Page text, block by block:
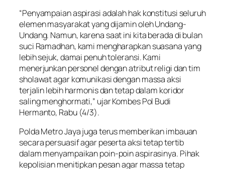
“Penyampaian aspirasi adalah hak konstitusi seluruh
elemen masyarakat yang dijamin oleh Undang-
Undang. Namun, karena saat ini kita berada di bulan
suci Ramadhan, kami mengharapkan suasana yang
lebih sejuk, damai penuh toleransi. Kami
menerjunkan personel dengan atribut religi dan tim
sholawat agar komunikasi dengan massa aksi
terjalin lebih harmonis dan tetap dalam koridor
saling menghormati,” ujar Kombes Pol Budi
Hermanto, Rabu (4/3).
Polda Metro Jaya juga terus memberikan imbauan
secara persuasif agar peserta aksi tetap tertib
dalam menyampaikan poin-poin aspirasinya. Pihak
kepolisian menitipkan pesan agar massa tetap